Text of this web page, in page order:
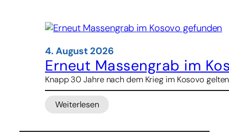
Geothermie-
in
Indonesien
4. August 2026
Erneut Massengrab im
Knapp 30 Jahre nach dem Krieg im Kosovo
Weiterlesen
:
Massengrab